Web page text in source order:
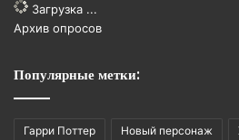
Загрузка ...
Архив опросов
Популярные метки:
Гарри Поттер Новый персонаж